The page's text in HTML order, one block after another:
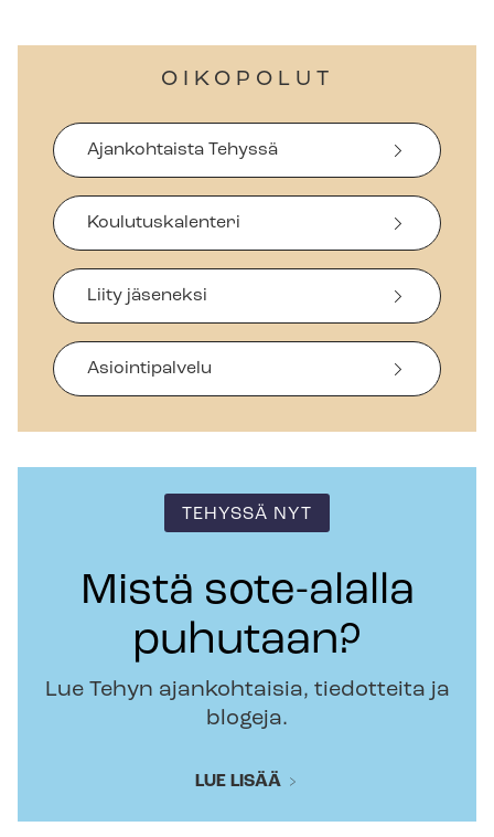
OIKOPOLUT
Ajankohtaista Tehyssä
Koulutuskalenteri
Liity jäseneksi
Asiointipalvelu
TEHYSSÄ NYT
Mistä sote-alalla
puhutaan?
Lue Tehyn ajankohtaisia, tiedotteita ja
blogeja.
LUE LISÄÄ